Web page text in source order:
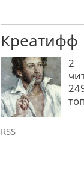
Креатифф
2
RSS